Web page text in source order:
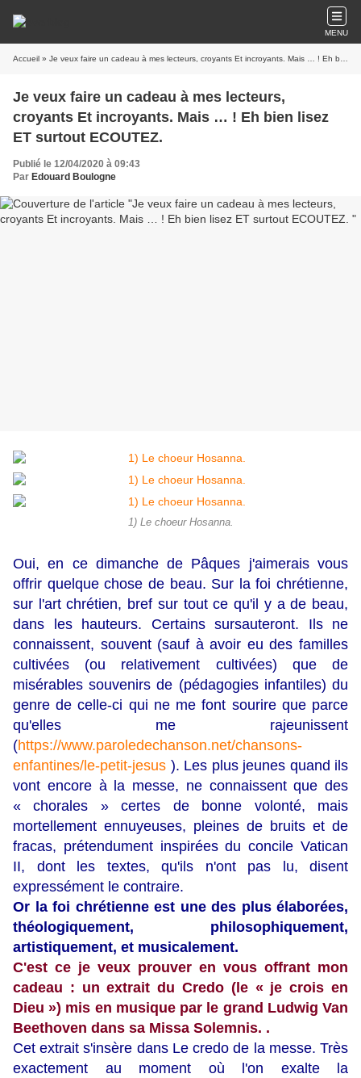
MENU
Accueil » Je veux faire un cadeau à mes lecteurs, croyants Et incroyants. Mais … ! Eh bien lisez ET surtout ECOUTEZ.
Je veux faire un cadeau à mes lecteurs,
croyants Et incroyants. Mais … ! Eh bien lisez
ET surtout ECOUTEZ.
Publié le 12/04/2020 à 09:43
Par Edouard Boulogne
1) Le choeur Hosanna.
Oui, en ce dimanche de Pâques j'aimerais vous
offrir quelque chose de beau. Sur la foi chrétienne,
sur l'art chrétien, bref sur tout ce qu'il y a de beau,
dans les hauteurs. Certains sursauteront. Ils ne
connaissent, souvent (sauf à avoir eu des familles
cultivées (ou relativement cultivées) que de
misérables souvenirs de (pédagogies infantiles) du
genre de celle-ci qui ne me font sourire que parce
qu'elles me rajeunissent
(https://www.paroledechanson.net/chansons-
enfantines/le-petit-jesus ). Les plus jeunes quand ils
vont encore à la messe, ne connaissent que des
« chorales » certes de bonne volonté, mais
mortellement ennuyeuses, pleines de bruits et de
fracas, prétendument inspirées du concile Vatican
II, dont les textes, qu'ils n'ont pas lu, disent
expressément le contraire.
Or la foi chrétienne est une des plus élaborées,
théologiquement, philosophiquement,
artistiquement, et musicalement.
C'est ce je veux prouver en vous offrant mon
cadeau : un extrait du Credo (le « je crois en
Dieu ») mis en musique par le grand Ludwig Van
Beethoven dans sa Missa Solemnis. .
Cet extrait s'insère dans Le credo de la messe. Très
exactement au moment où l'on exalte la